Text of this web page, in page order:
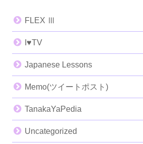
FLEX Ⅲ
I♥️TV
Japanese Lessons
Memo(ツイートポスト)
TanakaYaPedia
Uncategorized